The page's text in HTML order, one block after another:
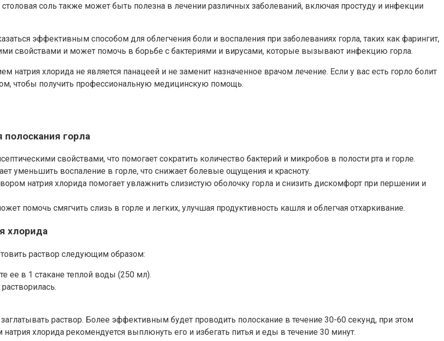
соль также может быть полезна в лечении различных заболеваний, включая простуду и инфекции
эффективным способом для облегчения боли и воспаления при заболеваниях горла, таких как фарингит,
свойствами и может помочь в борьбе с бактериями и вирусами, которые вызывают инфекцию горла.
натрия хлорида не является панацеей и не заменит назначенное врачом лечение. Если у вас есть горло болит
чтобы получить профессиональную медицинскую помощь.
горла
свойствами, что помогает сократить количество бактерий и микробов в полости рта и горле.
уменьшить воспаление в горле, что снижает болевые ощущения и красноту.
натрия хлорида помогает увлажнить слизистую оболочку горла и снизить дискомфорт при першении и
помочь смягчить слизь в горле и легких, улучшая продуктивность кашля и облегчая отхаркивание.
хлорида
раствор следующим образом:
ее в 1 стакане теплой воды (250 мл).
раствор. Более эффективным будет проводить полоскание в течение 30-60 секунд, при этом
хлорида рекомендуется выплюнуть его и избегать питья и еды в течение 30 минут.